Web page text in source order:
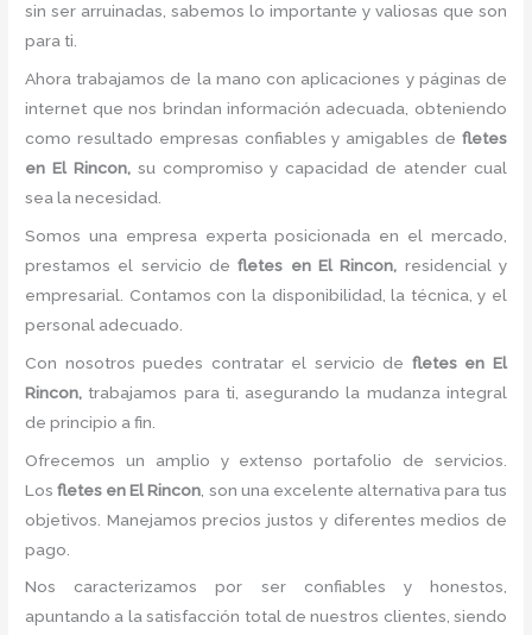
sin ser arruinadas, sabemos lo importante y valiosas que son
para ti.
Ahora trabajamos de la mano con aplicaciones y páginas de
internet que nos brindan información adecuada, obteniendo
como resultado empresas confiables y amigables de fletes
en El Rincon, su compromiso y capacidad de atender cual
sea la necesidad.
Somos una empresa experta posicionada en el mercado,
prestamos el servicio defletes en El Rincon, residencial y
empresarial. Contamos con la disponibilidad, la técnica, y el
personal adecuado.
Con nosotros puedes contratar el servicio de fletes en El
Rincon, trabajamos para ti, asegurando la mudanza integral
de principio a fin.
Ofrecemos un amplio y extenso portafolio de servicios.
Losfletes en El Rincon , son una excelente alternativa para tus
objetivos. Manejamos precios justos y diferentes medios de
pago.
Nos caracterizamos por ser confiables y honestos,
apuntando a la satisfacción total de nuestros clientes, siendo